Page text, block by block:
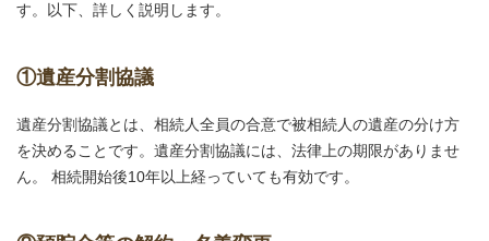
す。以下、詳しく説明します。
①遺産分割協議
遺産分割協議とは、相続人全員の合意で被相続人の遺産の分け方
を決めることです。遺産分割協議には、法律上の期限がありませ
ん。 相続開始後10年以上経っていても有効です。